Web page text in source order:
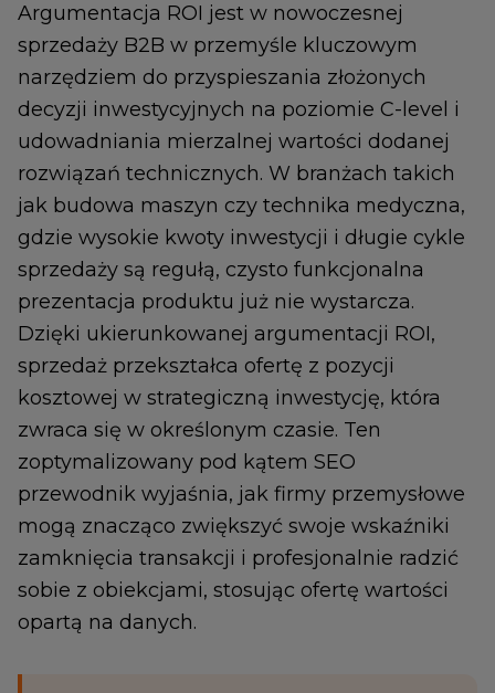
Argumentacja ROI jest w nowoczesnej
sprzedaży B2B w przemyśle kluczowym
narzędziem do przyspieszania złożonych
decyzji inwestycyjnych na poziomie C-level i
udowadniania mierzalnej wartości dodanej
rozwiązań technicznych. W branżach takich
jak budowa maszyn czy technika medyczna,
gdzie wysokie kwoty inwestycji i długie cykle
sprzedaży są regułą, czysto funkcjonalna
prezentacja produktu już nie wystarcza.
Dzięki ukierunkowanej argumentacji ROI,
sprzedaż przekształca ofertę z pozycji
kosztowej w strategiczną inwestycję, która
zwraca się w określonym czasie. Ten
zoptymalizowany pod kątem SEO
przewodnik wyjaśnia, jak firmy przemysłowe
mogą znacząco zwiększyć swoje wskaźniki
zamknięcia transakcji i profesjonalnie radzić
sobie z obiekcjami, stosując ofertę wartości
opartą na danych.